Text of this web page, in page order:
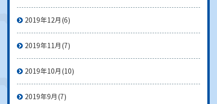
2019年12月 (6)
2019年11月 (7)
2019年10月 (10)
2019年9月 (7)